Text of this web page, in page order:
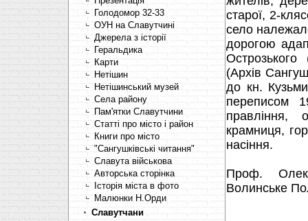
Голодомор 32-33
ОУН на Славутчині
Джерела з історії
Геральдика
Карти
Нетішин
Нетішинський музей
Села району
Пам'ятки Славутчини
Статті про місто і район
Книги про місто
"Сангушківські читання"
Славута військова
Авторська сторінка
Історія міста в фото
Малюнки Н.Орди
Славутчани
старої, 2-
село
дорогою
Острозького
(Архів
до кн.
переписом
правління,
крамниця,
насіння.
Проф.
Волинське